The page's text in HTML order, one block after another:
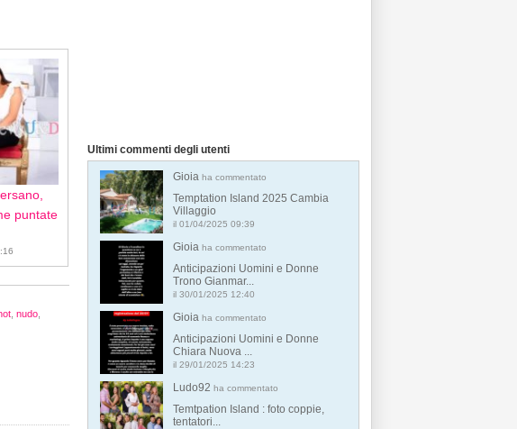
puntate
nudo
Ultimi commenti degli utenti
Gioia ha commentato
Temptation Island 2025 Cambia
Villaggio
il 01/04/2025 09:39
Gioia ha commentato
Anticipazioni Uomini e Donne
Trono Gianmar...
il 30/01/2025 12:40
Gioia ha commentato
Anticipazioni Uomini e Donne
Chiara Nuova ...
il 29/01/2025 14:23
Ludo92 ha commentato
Temtpation Island : foto coppie,
tentatori...